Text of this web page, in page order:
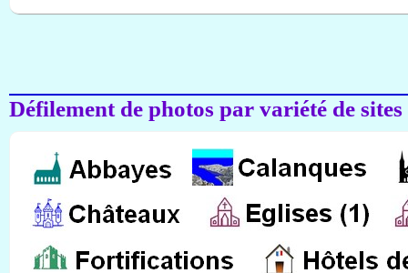
Défilement de photos par variété de